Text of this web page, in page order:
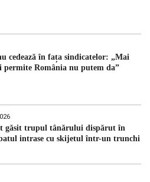
cedează în fața sindicatelor: „Mai
permite România nu putem da”
găsit trupul tânărului dispărut în
intrase cu skijetul într-un trunchi